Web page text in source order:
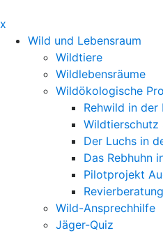
x
Wild und Lebensraum
Wildtiere
Wildlebensräume
Wildökologische
Rehwild in der
Wildtierschutz
Der Luchs in
Das Rebhuhn
Pilotprojekt
Wild-Ansprechhilfe
Jäger-Quiz